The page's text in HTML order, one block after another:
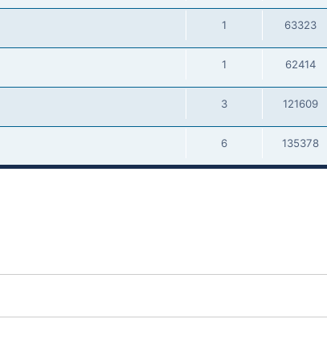
1 63323
1 62414
3 121609
6 135378